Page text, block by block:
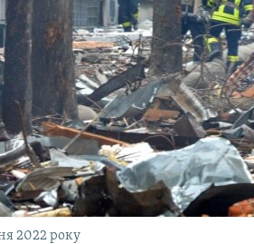
2022 року